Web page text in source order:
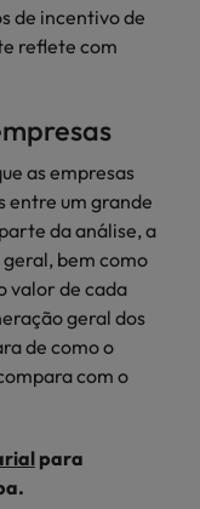
de incentivo de
reflete com
as empresas
entre um grande
da análise, a
bem como
valor de cada
geral dos
de como o
com o
para